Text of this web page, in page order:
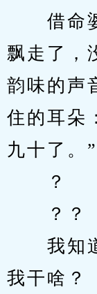
借命婆
飘走了，
韵味的声
住的耳朵
九十了。”
？
？？
我知道
我干啥？